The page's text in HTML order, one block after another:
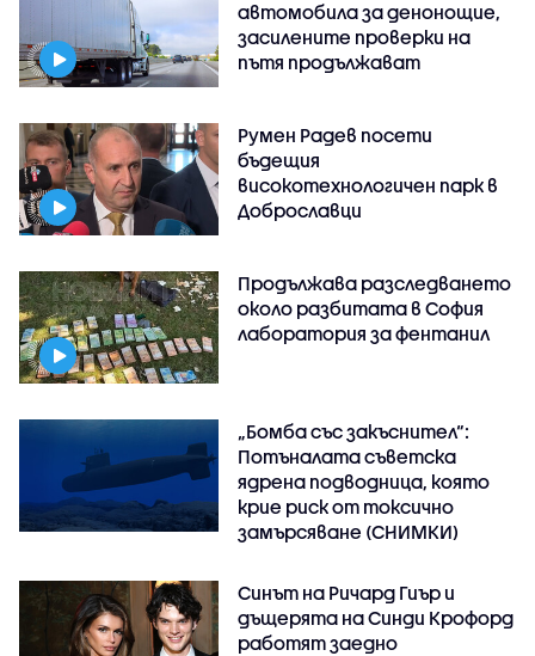
автомобила за денонощие,
засилените проверки на
пътя продължават
Румен Радев посети
бъдещия
високотехнологичен парк в
Доброславци
Продължава разследването
около разбитата в София
лаборатория за фентанил
„Бомба със закъснител“:
Потъналата съветска
ядрена подводница, която
крие риск от токсично
замърсяване (СНИМКИ)
Синът на Ричард Гиър и
дъщерята на Синди Крофорд
работят заедно